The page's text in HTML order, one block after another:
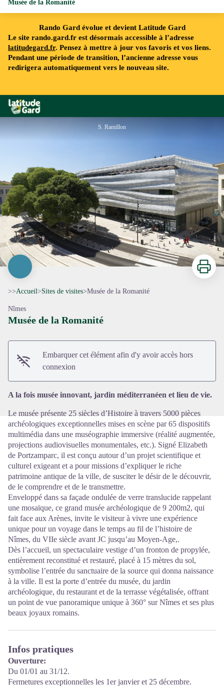
Rando Gard évolue et devient Latitude Gard
Le site rando.gard.fr est désormais accessible à l’adresse
latitudegard.fr. Pensez à mettre à jour vos favoris et vos liens.
Pendant une période de transition, l’ancienne adresse vous
redirigera automatiquement vers le nouveau site.
Rando Gard
Musée de la Romanité
S. Ramillon
Imprimer
>>Accueil>Sites de visites>Musée de la Romanité
Nîmes
Musée de la Romanité
Embarquer cet élément afin d'y avoir accès hors
connexion
A la fois musée innovant, jardin méditerranéen et lieu de vie.
Le musée présente 25 siècles d’Histoire à travers 5000 pièces
archéologiques exceptionnelles mises en scène par 65 dispositifs
multimédia dans une muséographie immersive (réalité augmentée,
projections audiovisuelles monumentales, etc.). Signé Elizabeth
de Portzamparc, il est conçu autour d’un projet scientifique et
culturel exigeant et a pour missions d’expliquer le riche
patrimoine antique de la ville, de susciter le désir de le découvrir,
de le comprendre et de le transmettre.
Enveloppé dans sa façade ondulée de verre translucide rappelant
une mosaïque, ce grand musée archéologique de 9 200m2, qui
fait face aux Arènes, invite le visiteur à vivre une expérience
unique pour un voyage dans le temps au fil de l’histoire de
Nîmes, du VIIe siècle avant JC jusqu’au Moyen-Age,.
Dès l’accueil, un spectaculaire vestige d’un fronton de propylée,
entièrement reconstitué et restauré, placé à 15 mètres du sol,
symbolise l’entrée du sanctuaire de la source qui donna naissance
à la ville. Il est la porte d’entrée du musée, du jardin
archéologique, du restaurant et de la terrasse végétalisée, offrant
un point de vue panoramique unique à 360° sur Nîmes et ses plus
beaux joyaux romains.
Infos pratiques
Ouverture:
Du 01/01 au 31/12.
Fermetures exceptionnelles les 1er janvier et 25 décembre.